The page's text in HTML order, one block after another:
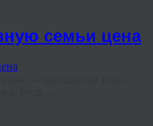
семьи цена